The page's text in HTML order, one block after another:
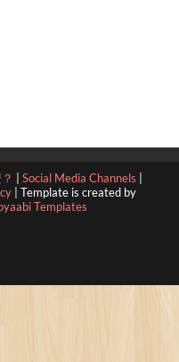
Social Media Channels
Template is created by
Templates